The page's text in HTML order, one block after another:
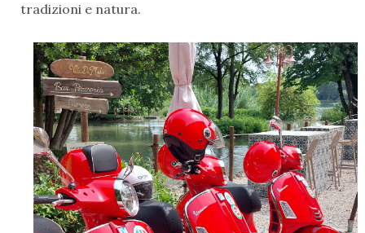
tradizioni e natura.